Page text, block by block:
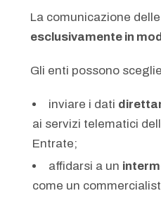
La comunicazione
esclusivamente in
Gli enti possono
inviare i dati
ai servizi telematici
Entrate;
affidarsi a un
come un